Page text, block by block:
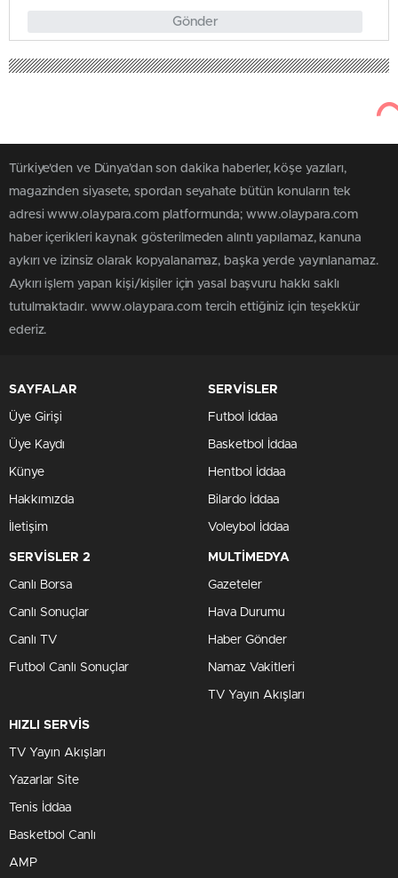
Gönder
Türkiye'den ve Dünya’dan son dakika haberler, köşe yazıları,
magazinden siyasete, spordan seyahate bütün konuların tek
adresi www.olaypara.com platformunda; www.olaypara.com
haber içerikleri kaynak gösterilmeden alıntı yapılamaz, kanuna
aykırı ve izinsiz olarak kopyalanamaz, başka yerde yayınlanamaz.
Aykırı işlem yapan kişi/kişiler için yasal başvuru hakkı saklı
tutulmaktadır. www.olaypara.com tercih ettiğiniz için teşekkür
ederiz.
SAYFALAR
Üye Girişi
Üye Kaydı
Künye
Hakkımızda
İletişim
SERVİSLER
Futbol İddaa
Basketbol İddaa
Hentbol İddaa
Bilardo İddaa
Voleybol İddaa
SERVİSLER 2
Canlı Borsa
Canlı Sonuçlar
Canlı TV
Futbol Canlı Sonuçlar
MULTİMEDYA
Gazeteler
Hava Durumu
Haber Gönder
Namaz Vakitleri
TV Yayın Akışları
HIZLI SERVİS
TV Yayın Akışları
Yazarlar Site
Tenis İddaa
Basketbol Canlı
AMP